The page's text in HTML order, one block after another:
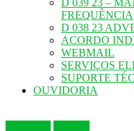
D 039 23 –
FREQUÊNCIA
D 038 23
ACORDO
WEBMAIL
SERVIÇOS
SUPORTE
OUVIDORIA